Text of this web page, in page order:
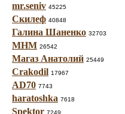
mr.seniv 45225
Скилеф 40848
Галина Шаненко 32703
МНМ 26542
Магаз Анатолий 25449
Crakodil 17967
AD70 7743
haratoshka 7618
Spektor 7249